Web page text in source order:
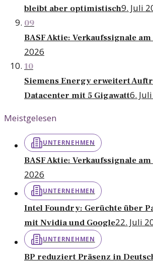
bleibt aber optimistisch9. Juli
09
BASF Aktie: Verkaufssignale
2026
10
Siemens Energy erweitert
Datacenter mit 5 Gigawatt6.
Meistgelesen
UNTERNEHMEN
BASF Aktie: Verkaufssignale
2026
UNTERNEHMEN
Intel Foundry: Gerüchte über
mit Nvidia und Google22. Juli
UNTERNEHMEN
BP reduziert Präsenz in